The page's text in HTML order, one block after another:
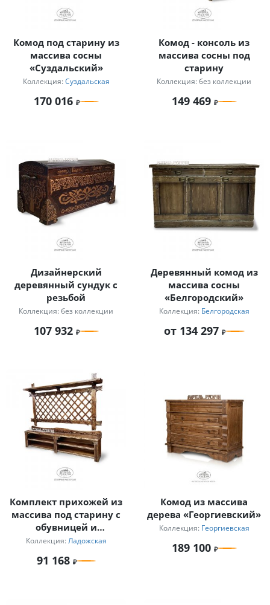
Комод под старину из
массива сосны
«Суздальский»
Коллекция: Суздальская
170 016
Комод - консоль из
массива сосны под
старину
Коллекция: без коллекции
149 469
Дизайнерский
деревянный сундук с
резьбой
Коллекция: без коллекции
107 932
Деревянный комод из
массива сосны
«Белгородский»
Коллекция: Белгородская
от 134 297
Комплект прихожей из
массива под старину с
обувницей и
декоративным панно-
Коллекция: Ладожская
91 168
Комод из массива
дерева «Георгиевский»
Коллекция: Георгиевская
189 100